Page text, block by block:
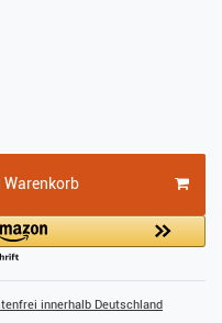
Warenkorb
innerhalb Deutschland